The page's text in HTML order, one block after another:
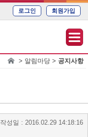
로그인 회원가입
> 알림마당 > 공지사항
작성일 : 2016.02.29 14:18:16